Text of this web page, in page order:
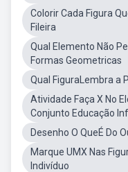
Colorir Cada Figura
Fileira
Qual Elemento Não
Formas Geometricas
Qual FiguraLembra a
Atividade Faça X No
Conjunto Educação
Desenho O QueÉ Do
Marque UMX Nas
Indivíduo